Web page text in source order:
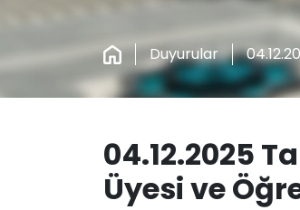
Duyurular
04.12.2025
Üyesi ve